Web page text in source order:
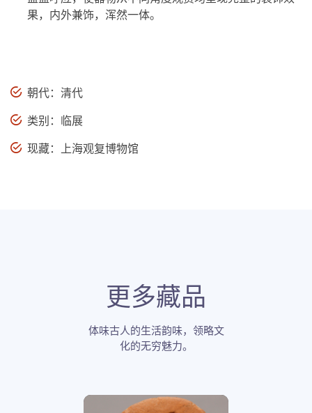
果，内外兼饰，浑然一体。
朝代：清代
类别：临展
现藏：上海观复博物馆
更多藏品
体味古人的生活韵味，领略文
化的无穷魅力。